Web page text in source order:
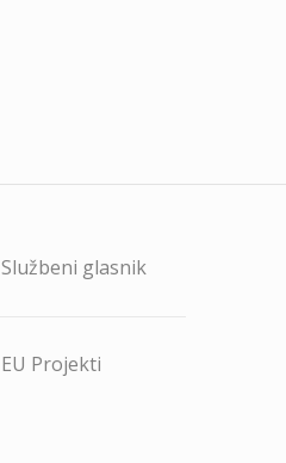
Službeni glasnik
EU Projekti